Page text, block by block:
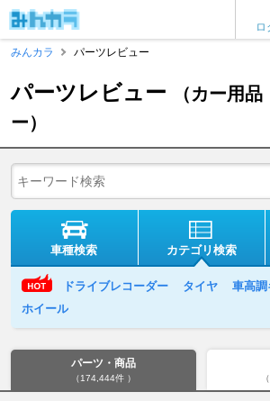
ロ
みんカラ
パーツレビュー
パーツレビュー
（カー用
ー）
車種検索 カテゴリ検索
ドライブレコーダー タイヤ 車高調
ホイール
パーツ・商品
（174,444件 ）